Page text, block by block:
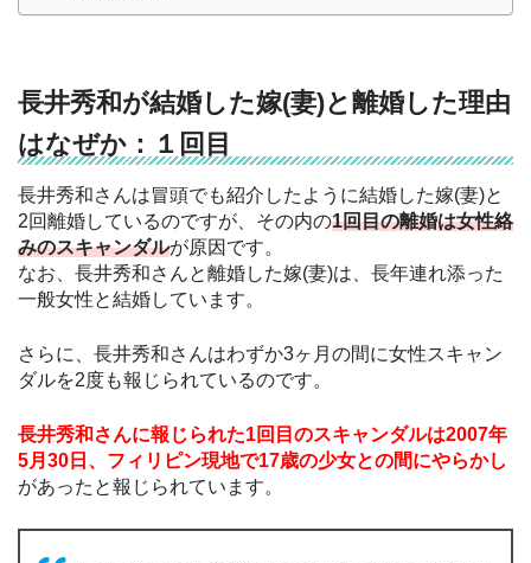
長井秀和が結婚した嫁(妻)と離婚した理由
はなぜか：１回目
長井秀和さんは冒頭でも紹介したように結婚した嫁(妻)と
2回離婚しているのですが、その内の1回目の離婚は女性絡
みのスキャンダルが原因です。
なお、長井秀和さんと離婚した嫁(妻)は、長年連れ添った
一般女性と結婚しています。
さらに、長井秀和さんはわずか3ヶ月の間に女性スキャン
ダルを2度も報じられているのです。
長井秀和さんに報じられた1回目のスキャンダルは2007年
5月30日、フィリピン現地で17歳の少女との間にやらかし
があったと報じられています。